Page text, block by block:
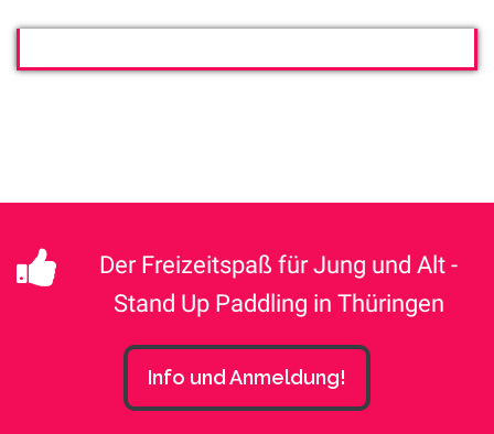
Der Freizeitspaß für Jung und Alt -
Stand Up Paddling in Thüringen
Info und Anmeldung!